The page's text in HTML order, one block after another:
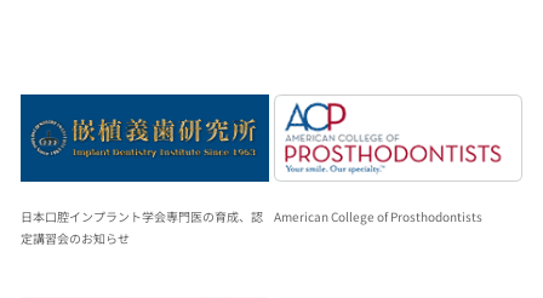
日本口腔インプラント学会専門医の育成、認
定講習会のお知らせ
American College of Prosthodontists